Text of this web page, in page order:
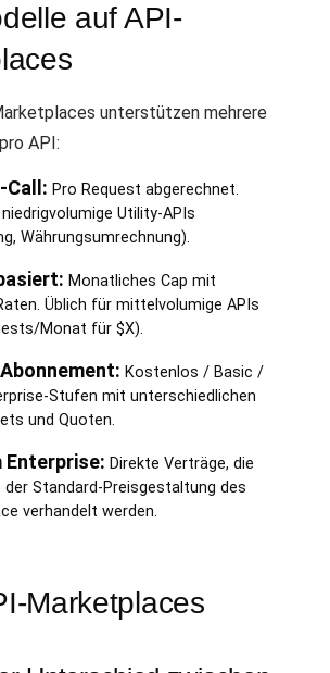
auf API-
unterstützen mehrere
API:
Call: Pro Request abgerechnet.
Utility-APIs
Währungsumrechnung).
Monatliches Cap mit
Üblich für mittelvolumige APIs
Monat für $X).
Kostenlos / Basic /
Stufen mit unterschiedlichen
und Quoten.
Enterprise: Direkte Verträge, die
der Standard-Preisgestaltung des
verhandelt werden.
Marketplaces